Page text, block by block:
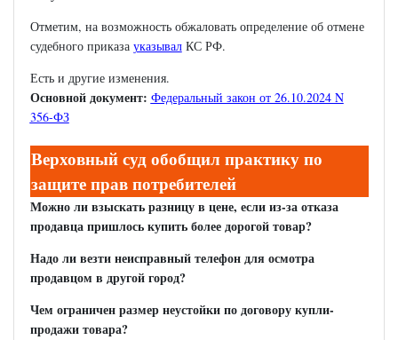
Отметим, на возможность обжаловать определение об отмене
судебного приказа указывалКС РФ.
Есть и другие изменения.
Основной документ: Федеральный закон от 26.10.2024 N
356-ФЗ
Верховный суд обобщил практику по
защите прав потребителей
Можно ли взыскать разницу в цене, если из-за отказа
продавца пришлось купить более дорогой товар?
Надо ли везти неисправный телефон для осмотра
продавцом в другой город?
Чем ограничен размер неустойки по договору купли-
продажи товара?